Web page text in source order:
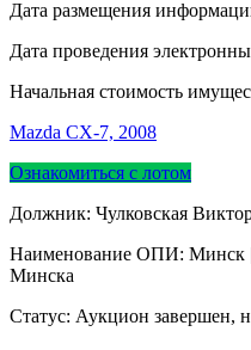
Дата размещения
Дата проведения
Начальная стоимость
Mazda CX-7, 2008
Ознакомиться с лотом
Должник: Чулковская
Наименование ОПИ: Минск
Минска
Статус: Аукцион завершен,